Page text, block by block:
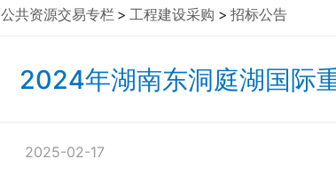
公共资源交易专栏 > 工程建设采购 > 招标公告
2024年湖南东洞庭湖国际
2025-02-17